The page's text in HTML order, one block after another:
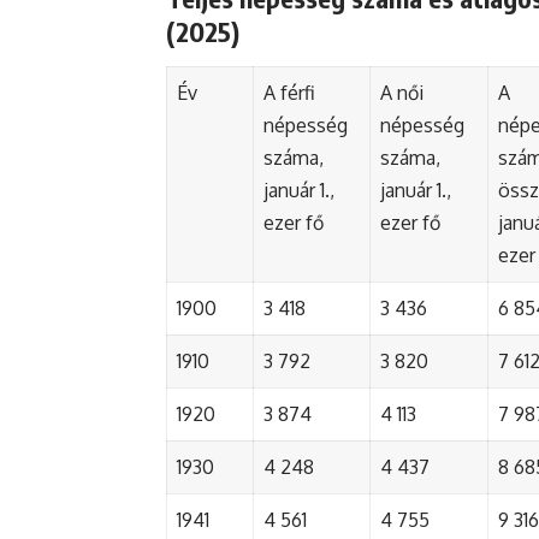
(2025)
Év
A férfi
népesség
száma,
január 1.,
ezer fő
A női
népesség
száma,
január 1.,
ezer fő
A
1900 3 418 3 436 6
1910 3 792 3 820 7 612
1920 3 874 4 113 7
1930 4 248 4 437 8
1941 4 561 4 755 9 316